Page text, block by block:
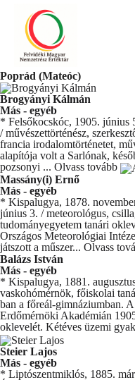
Poprád (Mateóc)
Brogyányi Kálmán
Más - egyéb
* Felsőkocskóc, 1905.
/ művészettörténész,
francia irodalomtörténetet,
alapítója volt a Sarlónak,
pozsonyi ... Olvass tovább
Massány(i) Ernő
Más - egyéb
* Kispalugya, 1878.
június 3. / meteorológus,
tudományegyetem tanári
Országos Meteorológiai
játszott a műszer... Olvass
Balázs István
Más - egyéb
* Kispalugya, 1881.
vaskohómérnök, főiskolai
ban a főreál-gimnáziumban.
Erdőmérnöki Akadémián
oklevelét. Kétéves üzemi
Steier Lajos
Más - egyéb
* Liptószentmiklós, 1885.